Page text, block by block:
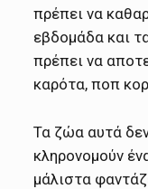
πρέπει να
εβδομάδα και
πρέπει να
καρότα, ποπ
Τα ζώα αυτά
κληρονομούν
μάλιστα